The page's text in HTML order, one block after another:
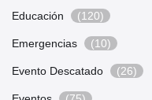
Educación (120)
Emergencias (10)
Evento Descatado (26)